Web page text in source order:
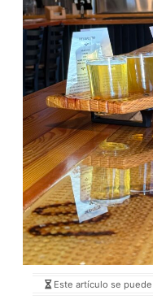
Este artículo se